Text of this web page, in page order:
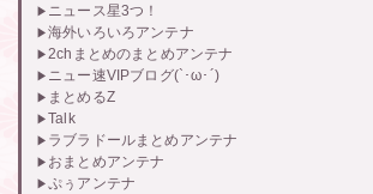
ニュース星3つ！
海外いろいろアンテナ
2chまとめのまとめアンテナ
ニュー速VIPブログ(`･ω･´)
まとめるZ
Talk
ラブラドールまとめアンテナ
おまとめアンテナ
ぷぅアンテナ